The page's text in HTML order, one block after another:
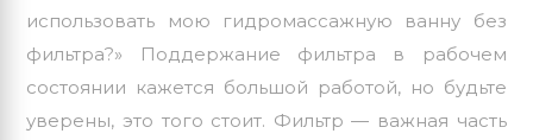
использовать мою гидромассажную ванну без
фильтра?» Поддержание фильтра в рабочем
состоянии кажется большой работой, но будьте
уверены, это того стоит. Фильтр — важная часть